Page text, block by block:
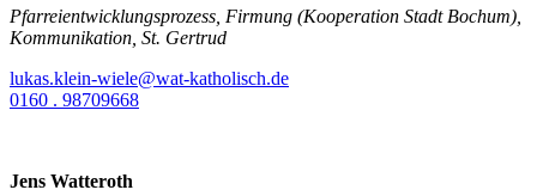
Pfarreientwicklungsprozess, Firmung (Kooperation Stadt Bochum),
Kommunikation, St. Gertrud
lukas.klein-wiele@wat-katholisch.de
0160 . 98709668
Jens Watteroth